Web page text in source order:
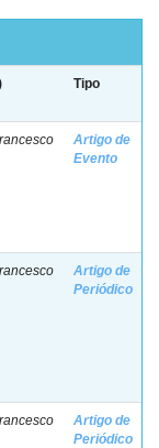
Tipo
Artigo de
Evento
Artigo de
Periódico
Artigo de
Periódico